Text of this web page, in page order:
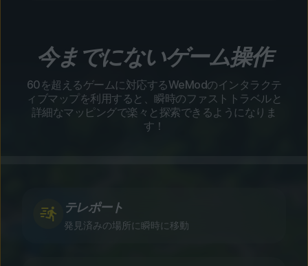
今までにないゲーム操作
60を超えるゲームに対応するWeModのインタラクテ
ィブマップを利用すると、瞬時のファストトラベルと
詳細なマッピングで楽々と探索できるようになりま
す！
テレポート
発見済みの場所に瞬時に移動